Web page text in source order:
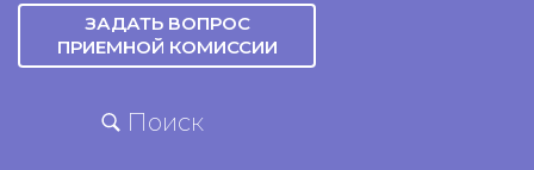
ЗАДАТЬ ВОПРОС
ПРИЕМНОЙ КОМИССИИ
Поиск